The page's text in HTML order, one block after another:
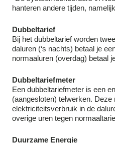
hanteren andere tijden,
Dubbeltarief
Bij het dubbeltarief worden
daluren (‘s nachts) betaal je
normaaluren (overdag) betaal
Dubbeltariefmeter
Een dubbeltariefmeter is een
(aangesloten) telwerken.
elektriciteitsverbruik in de
overige uren tegen
Duurzame Energie